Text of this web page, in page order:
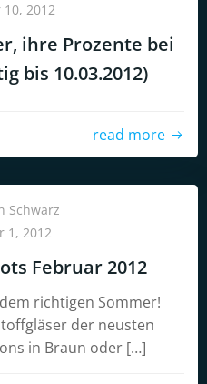
2012
ihre Prozente bei
bis 10.03.2012)
read more
Schwarz
1, 2012
Februar 2012
richtigen Sommer!
der neusten
in Braun oder […]